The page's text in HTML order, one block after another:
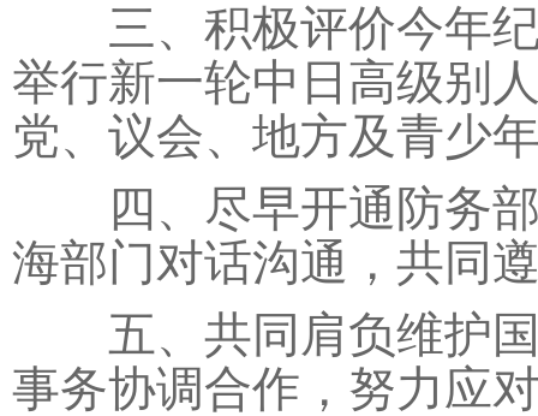
三、积极评价今年纪
举行新一轮中日高级别
党、议会、地方及青少
四、尽早开通防务部
海部门对话沟通，共同
五、共同肩负维护国
事务协调合作，努力应